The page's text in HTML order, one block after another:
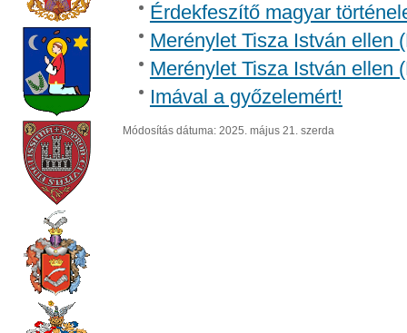
Érdekfeszítő magyar
Merénylet Tisza István ellen
Merénylet Tisza István ellen
Imával a győzelemért!
Módosítás dátuma: 2025. május 21. szerda